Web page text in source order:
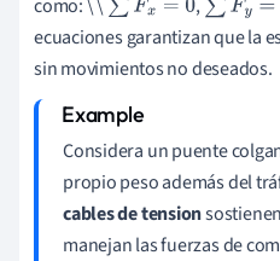
como: \ \ ∑Fx=0 ,∑Fy=0
ecuaciones garantizan que la
sin movimientos no deseados.
Considera un puente
propio peso además del
cables de tension
manejan las fuerzas de